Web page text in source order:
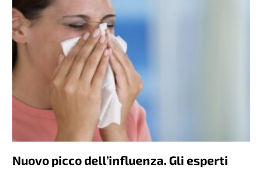
Nuovo picco dell’influenza. Gli esperti